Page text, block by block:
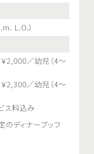
L.O.）
2,000／幼児（4～
2,300／幼児（4～
ス料込み
のディナーブッフ
～
日：大人￥4,500／小学
日祝：大人￥6,100／小学
上記価格は全て税金・サ
食の国・ドイツを巡る、秋